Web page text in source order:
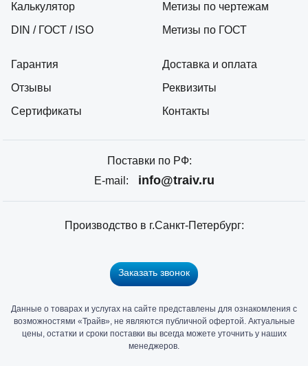
Калькулятор
DIN / ГОСТ / ISO
Гарантия
Отзывы
Сертификаты
Метизы по чертежам
Метизы по ГОСТ
Доставка и оплата
Реквизиты
Контакты
Поставки по РФ:
E-mail:
info@traiv.ru
Производство в г.Санкт-Петербург:
Заказать звонок
Данные о товарах и услугах на сайте представлены для ознакомления с
возможностями «Трайв», не являются публичной офертой. Актуальные
цены, остатки и сроки поставки вы всегда можете уточнить у наших
менеджеров.
Главный